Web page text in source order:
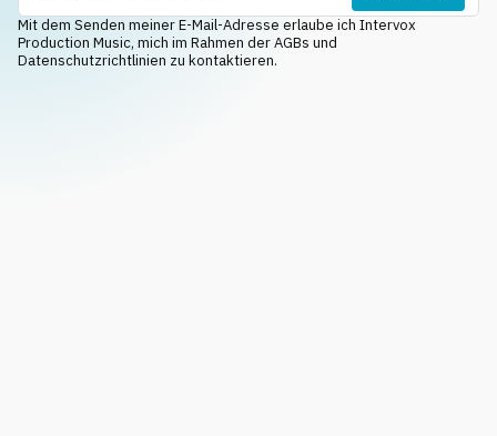
Mit dem Senden meiner E-Mail-Adresse erlaube ich Intervox
Production Music, mich im Rahmen der AGBs und
Datenschutzrichtlinien zu kontaktieren.